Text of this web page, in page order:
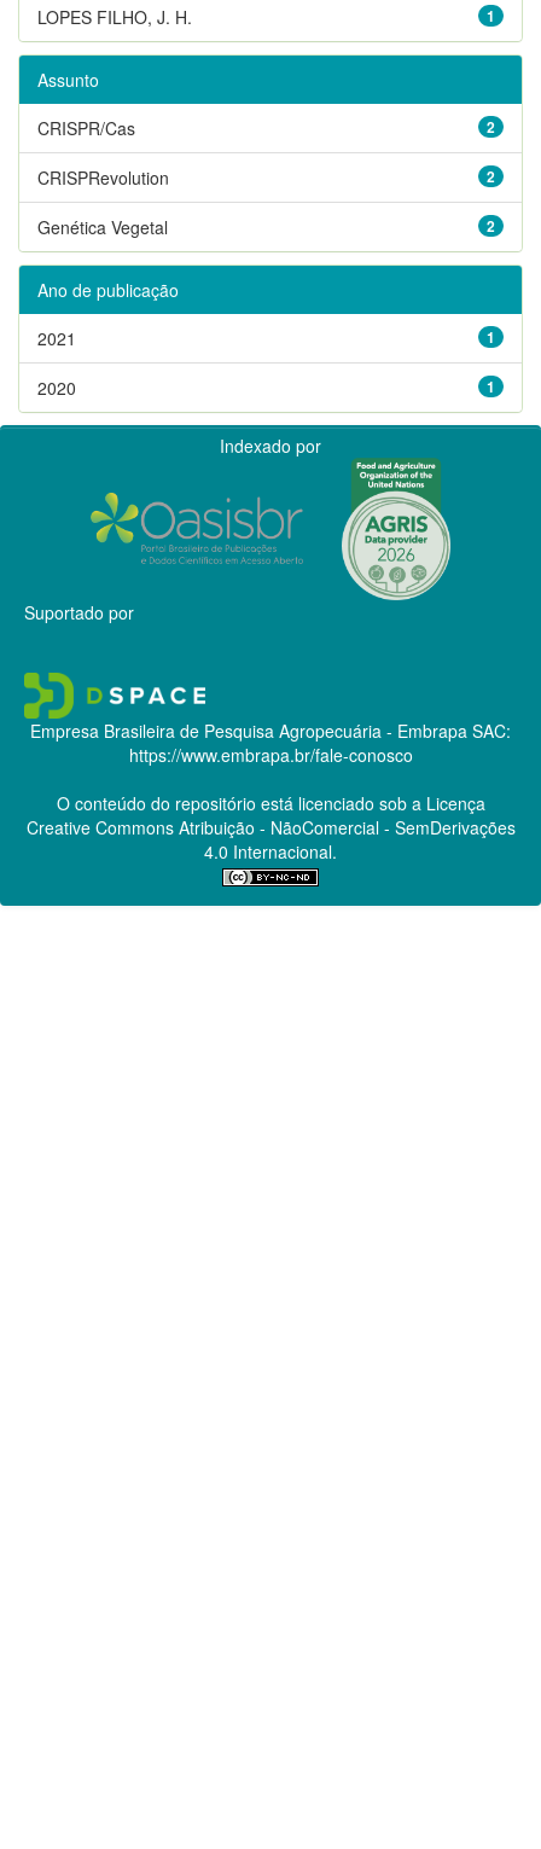
1
LOPES FILHO, J. H.
Assunto
2
CRISPR/Cas
2
CRISPRevolution
2
Genética Vegetal
Ano de publicação
1
2021
1
2020
Indexado por
Suportado por
Empresa Brasileira de Pesquisa Agropecuária - Embrapa SAC:
https://www.embrapa.br/fale-conosco
O conteúdo do repositório está licenciado sob a Licença
Creative CommonsAtribuição - NãoComercial - SemDerivações
4.0 Internacional.